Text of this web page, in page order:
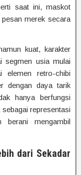
saat ini, maskot
merek secara
kuat, karakter
segmen usia mulai
elemen retro-chibi
dengan daya tarik
hanya berfungsi
sebagai representasi
berani mengambil
dari Sekadar